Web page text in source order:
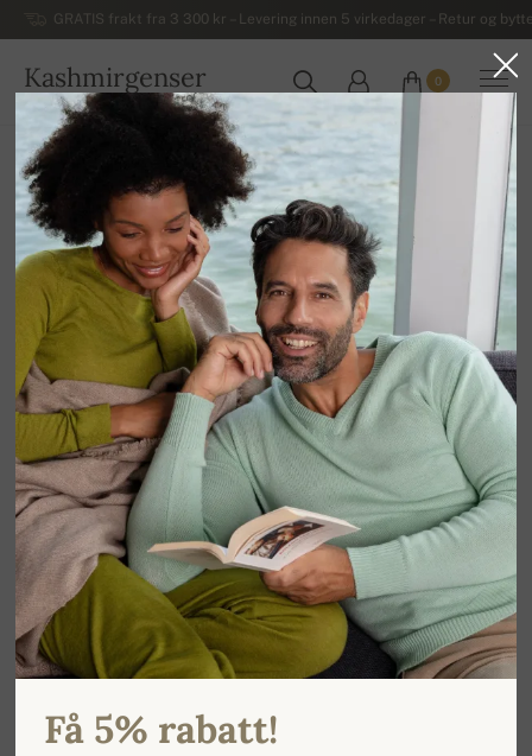
GRATIS frakt fra 3 300 kr – Levering innen 5 virkedager – Retur og
Kashmirgenser
NORGE
0
Hjem
Få 5% rabatt!